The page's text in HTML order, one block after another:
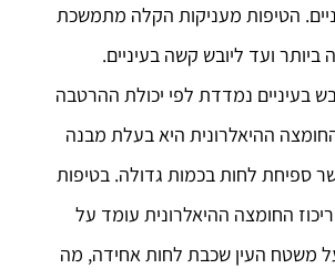
הטיפות מעניקות הקלה מתמשכת
ועד ליובש קשה בעיניים.
בעיניים נמדדת לפי יכולת ההרטבה
ההיאלרונית היא בעלת מבנה
ספיחת לחות בכמות גדולה. בטיפות
ריכוז החומצה ההיאלרונית עומד על
על משטח העין שכבת לחות אחידה, מה